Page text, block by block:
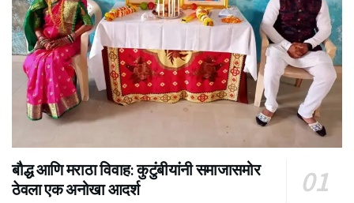
बौद्ध आणि मराठा विवाह: कुटुंबीयांनी समाजासमोर
ठेवला एक अनोखा आदर्श